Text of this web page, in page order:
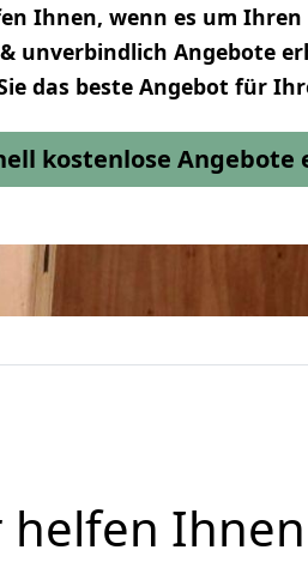
Ihnen, wenn es um Ihren
unverbindlich Angebote
das beste Angebot für
kostenlose Angebote
helfen